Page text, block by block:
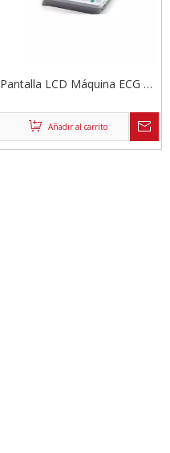
Pantalla LCD Máquina ECG de
Añadir al carrito